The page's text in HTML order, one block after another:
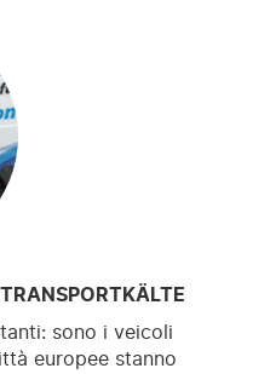
sono i veicoli
europee stanno